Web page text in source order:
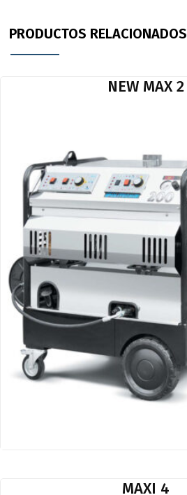
PRODUCTOS RELACIONADOS
NEW MAX 2
MAXI 4